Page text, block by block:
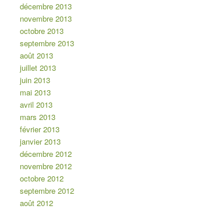
décembre 2013
novembre 2013
octobre 2013
septembre 2013
août 2013
juillet 2013
juin 2013
mai 2013
avril 2013
mars 2013
février 2013
janvier 2013
décembre 2012
novembre 2012
octobre 2012
septembre 2012
août 2012